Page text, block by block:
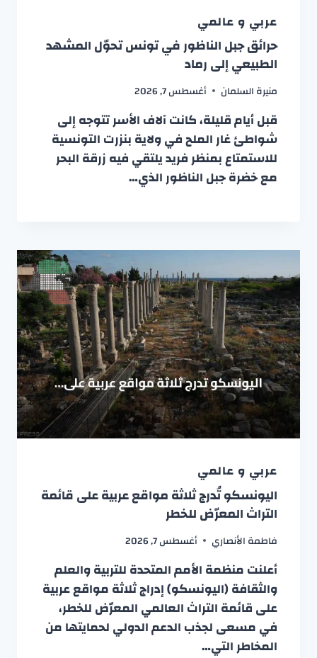
عربي و عالمي
حرائق جبل الناظور في تونس تحوّل المشهد
الطبيعي إلى رماد
منيرة السلمان أغسطس 7, 2026
قبل أيام قليلة، كانت آلاف الأسر تتوجه إلى
شواطئ غار الملح في ولاية بنزرت التونسية
للاستمتاع بمنظر فريد يلتقي فيه زرقة البحر
مع خضرة جبل الناظور الذي…
عربي و عالمي
اليونسكو تُدرج ثلاثة مواقع عربية على قائمة
التراث المعرّض للخطر
فاطمة الأنصاري أغسطس 7, 2026
أعلنت منظمة الأمم المتحدة للتربية والعلم
والثقافة (اليونسكو) إدراج ثلاثة مواقع عربية
على قائمة التراث العالمي المعرّض للخطر،
في مسعى لجذب الدعم الدولي لحمايتها من
المخاطر التي…